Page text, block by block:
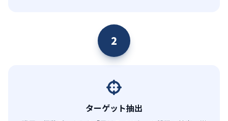
2
ターゲット抽出